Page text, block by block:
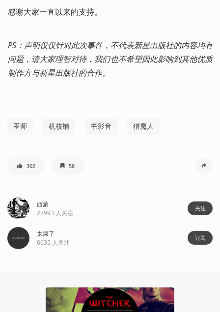
感谢大家一直以来的支持。
PS：声明仅仅针对此次事件，不代表新星出版社的内容均有
问题，请大家理智对待，我们也不希望因此影响到其他优质
制作方与新星出版社的合作。
巫师 机核铺 书影音 猎魔人
302 58
西蒙
27993 人关注
关注
太屎了
6635 人关注
订阅